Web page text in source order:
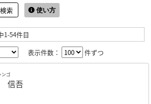
索 使い方
1-54件目
表示件数： 件ずつ
ゴ
信吾